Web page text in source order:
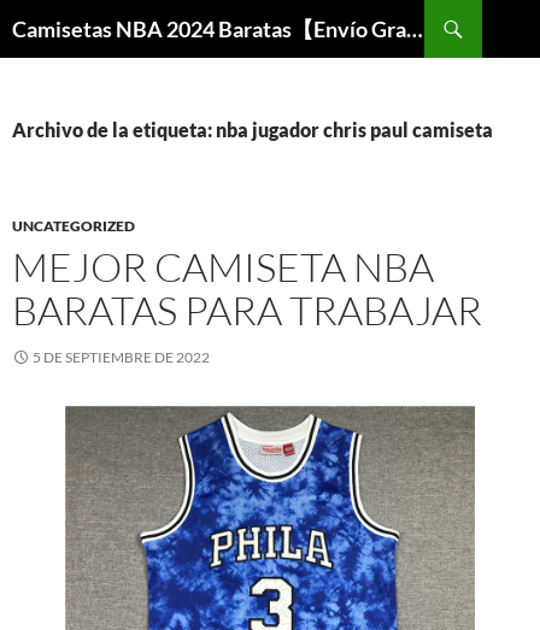
Camisetas NBA 2024 Baratas【Envío Gratis】
Archivo de la etiqueta: nba jugador chris paul camiseta
UNCATEGORIZED
MEJOR CAMISETA NBA
BARATAS PARA TRABAJAR
5 DE SEPTIEMBRE DE 2022